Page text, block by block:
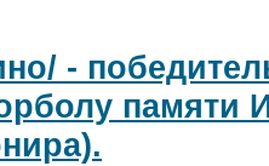
-
памяти